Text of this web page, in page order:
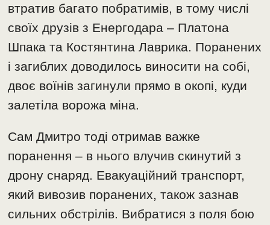
втратив багато побратимів, в тому числі
своїх друзів з Енергодара – Платона
Шпака та Костянтина Лаврика. Поранених
і загиблих доводилось виносити на собі,
двоє воїнів загинули прямо в окопі, куди
залетіла ворожа міна.
Сам Дмитро тоді отримав важке
поранення – в нього влучив скинутий з
дрону снаряд. Евакуаційний транспорт,
який вивозив поранених, також зазнав
сильних обстрілів. Вибратися з поля бою